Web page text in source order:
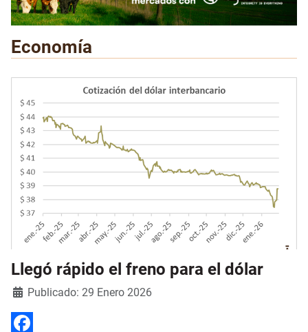
Economía
Llegó rápido el freno para el dólar
DetallesPublicado: 29 Enero 2026